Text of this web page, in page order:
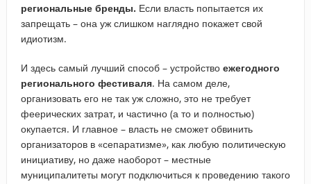
региональные бренды. Если власть попытается их
запрещать – она уж слишком наглядно покажет свой
идиотизм.
И здесь самый лучший способ – устройство ежегодного
регионального фестиваля. На самом деле,
организовать его не так уж сложно, это не требует
феерических затрат, и частично (а то и полностью)
окупается. И главное – власть не сможет обвинить
организаторов в «сепаратизме», как любую политическую
инициативу, но даже наоборот – местные
муниципалитеты могут подключиться к проведению такого